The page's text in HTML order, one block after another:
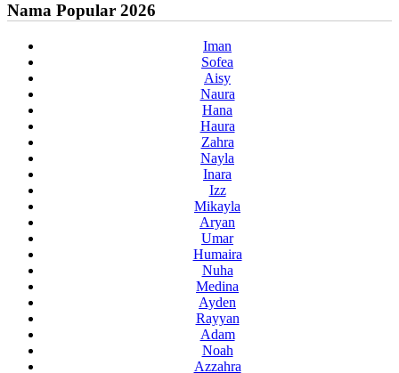
Nama Popular 2026
Iman
Sofea
Aisy
Naura
Hana
Haura
Zahra
Nayla
Inara
Izz
Mikayla
Aryan
Umar
Humaira
Nuha
Medina
Ayden
Rayyan
Adam
Noah
Azzahra